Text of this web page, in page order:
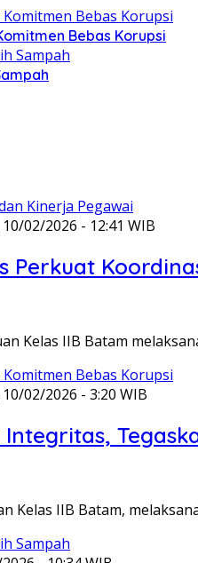
Bebas Korupsi
10/02/2026 - 12:41 WIB
Perkuat
Kelas IIB Batam
02/2026 - 3:20 WIB
Kelas IIB Batam,